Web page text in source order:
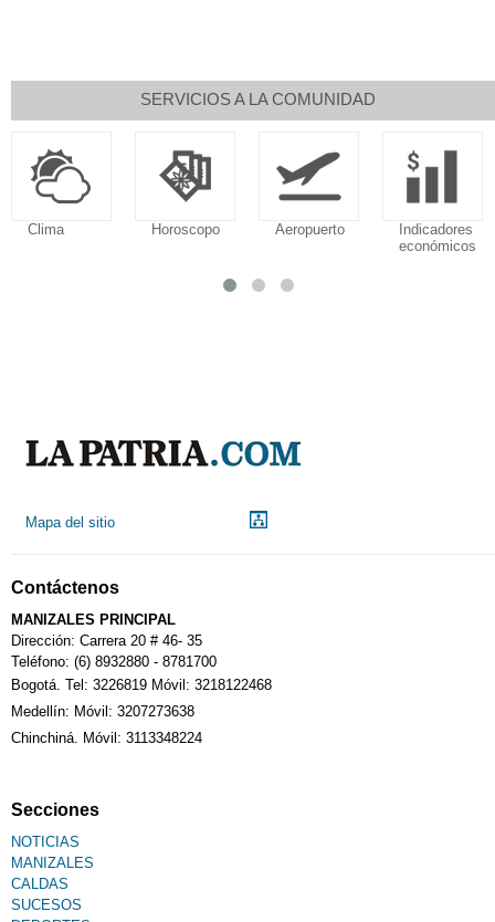
SERVICIOS A LA COMUNIDAD
Clima Horoscopo Aeropuerto
Indicadores
económicos
Mapa del sitio
Contáctenos
MANIZALES PRINCIPAL
Dirección: Carrera 20 # 46- 35
Teléfono: (6) 8932880 - 8781700
Bogotá. Tel: 3226819 Móvil: 3218122468
Medellín: Móvil: 3207273638
Chinchiná. Móvil: 3113348224
Secciones
NOTICIAS
MANIZALES
CALDAS
SUCESOS